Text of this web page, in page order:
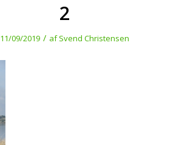
2
11/09/2019 / afSvend Christensen